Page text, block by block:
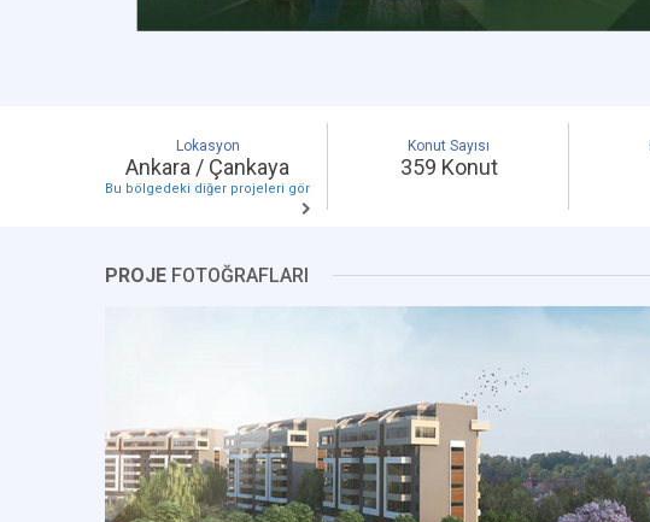
Lokasyon
Ankara / Çankaya
Bu bölgedeki diğer projeleri gör
Konut Sayısı
359 Konut
PROJE FOTOĞRAFLARI